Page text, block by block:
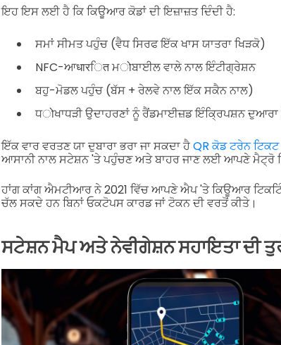
ਇਹ ਇਸ ਲਈ ਹੈ ਕਿ ਕਿਊਆਰ ਕੋਡਾਂ ਦੀ ਇਜ਼ਾਜ਼ਤ ਦਿੰਦੀ ਹੈ:
ਸਮਾਂ ਸੀਮਤ ਪਹੁੰਚ (ਵੈਧ ਸਿਰਫ ਇੱਕ ਖਾਸ ਯਾਤਰਾ ਖਿੜਕੋ)
NFC-ਆधारਿत ਮोਬਾਈਲ ਵਾਲੇ ਨਾਲ ਇੰਟੀਗ੍ਰੇਸ਼ਨ
ਬਹੁ-ਮੋਡਲ ਪਹੁੰਚ (ਬੱਸ + ਰੇਲਵੇ ਨਾਲ ਇੱਕ ਸਕੈਨ ਨਾਲ)
ਧोਖਾਧੜੀ ਉਦਾਹਰਣਾਂ ਨੂੰ ਰੈਂਡਮਾਈਜ਼ਡ ਇੰਕ੍ਰਿਪਸ਼ਨ ਦੁਆਰਾ
ਇੱਕ ਵਾਰ ਵਰਤਣ ਯਾ ਦੁਬਾਰਾ ਭਰਾ ਜਾ ਸਕਦਾ ਹੈQR ਕੋਡ ਟਰੇਨ ਟਿਕਟ
ਆਸਾਨੀ ਨਾਲ ਸਟੇਸ਼ਨ 'ਤੇ ਪਹੁੰਚਣ ਅਤੇ ਬਾਹਰ ਜਾਣ ਲਈ ਆਪਣੇ ਮੈਟ੍ਰੋ
ਹਾਂਗ ਕਾਂਗ ਐਮਟੀਆਰ ਨੇ 2021 ਵਿੱਚ ਆਪਣੇ ਐਪ 'ਤੇ ਕਿਊਆਰ
ਚੱਲ ਸਕਦੇ ਹਨ ਬਿਨਾਂ ਓਕਟੋਪਸ ਕਾਰਡ ਜਾਂ ਟੋਕਨ ਦੀ ਵਰਤੋਂ ਕੀਤੇ।
ਸਟੇਸ਼ਨ ਮੈਪ ਅਤੇ ਨੇਵੀਗੇਸ਼ਨ ਸਹਾਇਤਾ ਦੀ